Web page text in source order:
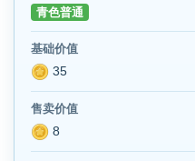
青色普通
基础价值
35
售卖价值
8